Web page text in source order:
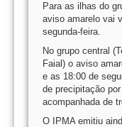
Para as ilhas do
aviso amarelo vai
segunda-feira.
No grupo central
Faial) o aviso
e as 18:00 de
de precipitação
acompanhada de
O IPMA emitiu